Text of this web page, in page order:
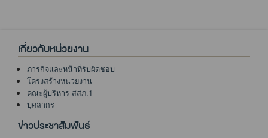
เกี่ยวกับหน่วยงาน
ภารกิจและหน้าที่รับผิดชอบ
โครงสร้างหน่วยงาน
คณะผู้บริหาร สสภ.1
บุคลากร
ข่าวประชาสัมพันธ์